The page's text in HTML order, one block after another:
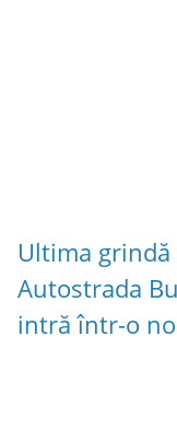
Ultima
Autostrada
intră într-o